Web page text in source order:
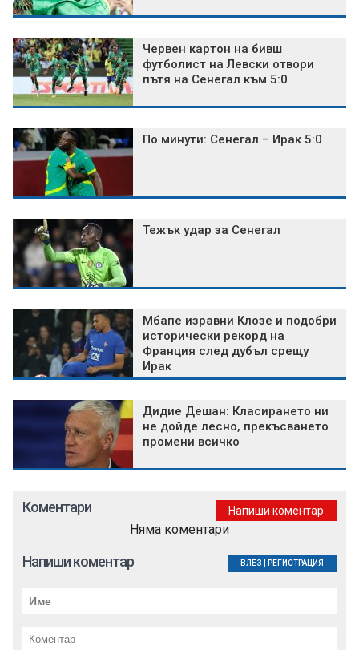
Червен картон на бивш
футболист на Левски отвори
пътя на Сенегал към 5:0
По минути: Сенегал – Ирак 5:0
Тежък удар за Сенегал
Мбапе изравни Клозе и подобри
исторически рекорд на
Франция след дубъл срещу
Ирак
Дидие Дешан: Класирането ни
не дойде лесно, прекъсването
промени всичко
Коментари Напиши коментар
Няма коментари
Напиши коментар ВЛЕЗ РЕГИСТРАЦИЯ